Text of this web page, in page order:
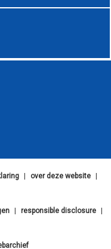
over deze website
responsible disclosure